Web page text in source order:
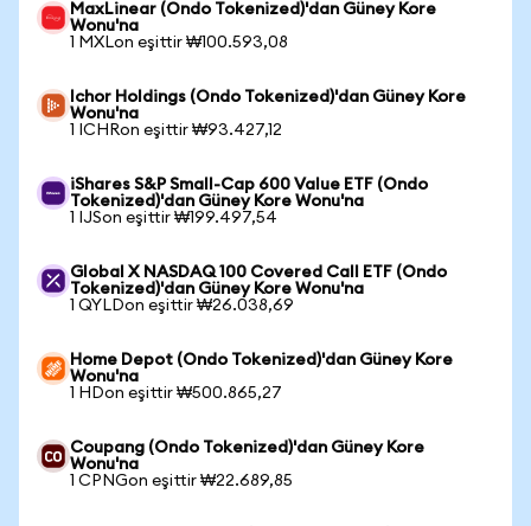
MaxLinear (Ondo Tokenized)'dan Güney Kore
Wonu'na
1 MXLon eşittir ₩100.593,08
Ichor Holdings (Ondo Tokenized)'dan Güney Kore
Wonu'na
1 ICHRon eşittir ₩93.427,12
iShares S&P Small-Cap 600 Value ETF (Ondo
Tokenized)'dan Güney Kore Wonu'na
1 IJSon eşittir ₩199.497,54
Global X NASDAQ 100 Covered Call ETF (Ondo
Tokenized)'dan Güney Kore Wonu'na
1 QYLDon eşittir ₩26.038,69
Home Depot (Ondo Tokenized)'dan Güney Kore
Wonu'na
1 HDon eşittir ₩500.865,27
Coupang (Ondo Tokenized)'dan Güney Kore
Wonu'na
1 CPNGon eşittir ₩22.689,85